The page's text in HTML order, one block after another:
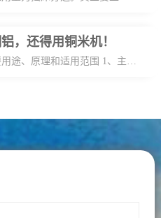
，还得用铜米机！